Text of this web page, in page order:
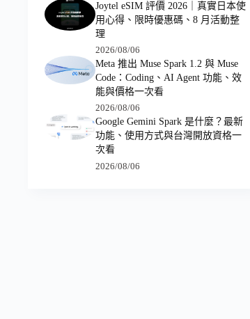
Joytel eSIM 評價 2026｜真實日本使
用心得、限時優惠碼、8 月活動整
理
2026/08/06
Meta 推出 Muse Spark 1.2 與 Muse
Code：Coding、AI Agent 功能、效
能與價格一次看
2026/08/06
Google Gemini Spark 是什麼？最新
功能、使用方式與台灣開放資格一
次看
2026/08/06